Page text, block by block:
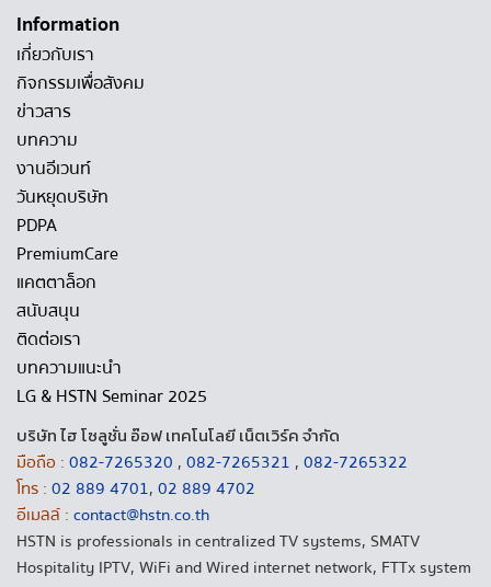
Information
เกี่ยวกับเรา
กิจกรรมเพื่อสังคม
ข่าวสาร
บทความ
งานอีเวนท์
วันหยุดบริษัท
PDPA
PremiumCare
แคตตาล็อก
สนับสนุน
ติดต่อเรา
บทความแนะนำ
LG & HSTN Seminar 2025
บริษัท ไฮ โซลูชั่น อ๊อฟ เทคโนโลยี เน็ตเวิร์ค จำกัด
มือถือ : 082-7265320 , 082-7265321 , 082-7265322
โทร : 02 889 4701, 02 889 4702
อีเมลล์ : contact@hstn.co.th
HSTN is professionals in centralized TV systems, SMATV
Hospitality IPTV, WiFi and Wired internet network, FTTx system